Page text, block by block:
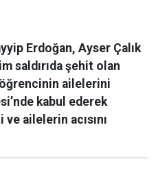
Erdoğan, Ayser Çalık
saldırıda şehit olan
ailelerini
kabul ederek
ailelerin acısını